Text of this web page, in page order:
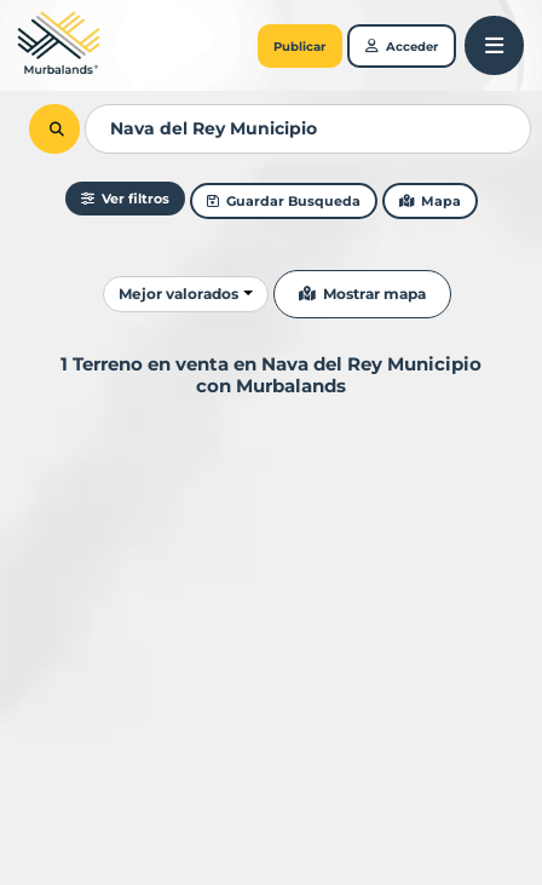
Publicar Acceder
Ver filtros Guardar Busqueda Mapa
Ordenar resultados
Mejor valorados Mostrar mapa
1 Terreno en venta en Nava del Rey Municipio
con Murbalands